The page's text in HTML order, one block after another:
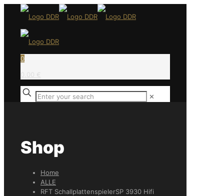
0
0,00 €
✕
Shop
Home
ALLE
RFT SchallplattenspielerSP 3930 Hifi